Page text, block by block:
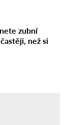
zubní
než si